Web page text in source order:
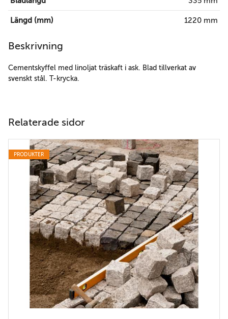
Längd (mm) 1220 mm
Beskrivning
Cementskyffel med linoljat träskaft i ask. Blad tillverkat av
svenskt stål. T-krycka.
Relaterade sidor
PRODUKTER